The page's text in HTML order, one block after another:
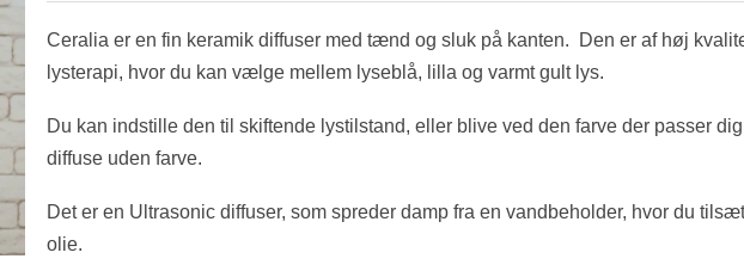
Ceralia er en fin keramik diffuser med tænd og sluk på kanten. Den er af høj
lysterapi, hvor du kan vælge mellem lyseblå, lilla og varmt gult lys.
Du kan indstille den til skiftende lystilstand, eller blive ved den farve der passer
diffuse uden farve.
Det er en Ultrasonic diffuser, som spreder damp fra en vandbeholder, hvor du
olie.